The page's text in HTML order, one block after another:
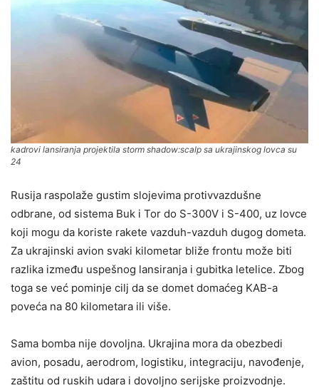
kadrovi lansiranja projektila storm shadow:scalp sa ukrajinskog lovca su
24
Rusija raspolaže gustim slojevima protivvazdušne
odbrane, od sistema Buk i Tor do S-300V i S-400, uz lovce
koji mogu da koriste rakete vazduh-vazduh dugog dometa.
Za ukrajinski avion svaki kilometar bliže frontu može biti
razlika između uspešnog lansiranja i gubitka letelice. Zbog
toga se već pominje cilj da se domet domaćeg KAB-a
poveća na 80 kilometara ili više.
Sama bomba nije dovoljna. Ukrajina mora da obezbedi
avion, posadu, aerodrom, logistiku, integraciju, navođenje,
zaštitu od ruskih udara i dovoljno serijske proizvodnje.